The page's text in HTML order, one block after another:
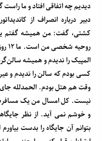
دیدیم چه اتفاقی افتاد و ما راست
دبیر درباره انصراف از
کشتی، گفت: من همیشه گفتم
وقت هم هتل بودم. الحمدلله
نیست. کل امسال من یک مسافرت
و خوشم نمی آید. از نظر
بتوانم آن جایگاه را بدست